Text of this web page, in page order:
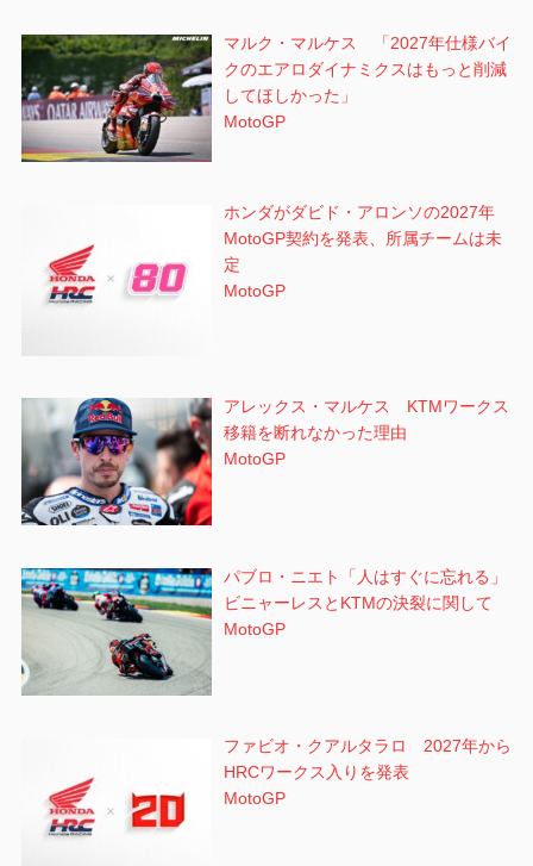
マルク・マルケス 「2027年仕様バイ
クのエアロダイナミクスはもっと削減
してほしかった」
MotoGP
ホンダがダビド・アロンソの2027年
MotoGP契約を発表、所属チームは未
定
MotoGP
アレックス・マルケス KTMワークス
移籍を断れなかった理由
MotoGP
パブロ・ニエト「人はすぐに忘れる」
ビニャーレスとKTMの決裂に関して
MotoGP
ファビオ・クアルタラロ 2027年から
HRCワークス入りを発表
MotoGP